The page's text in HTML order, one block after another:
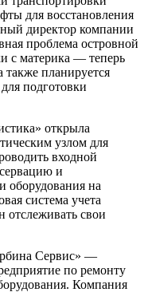
для восстановления
директор компании
проблема островной
с материка — теперь
также планируется
подготовки
открыла
узлом для
входной
и
оборудования на
система учета
отслеживать свои
Сервис» —
по ремонту
Компания